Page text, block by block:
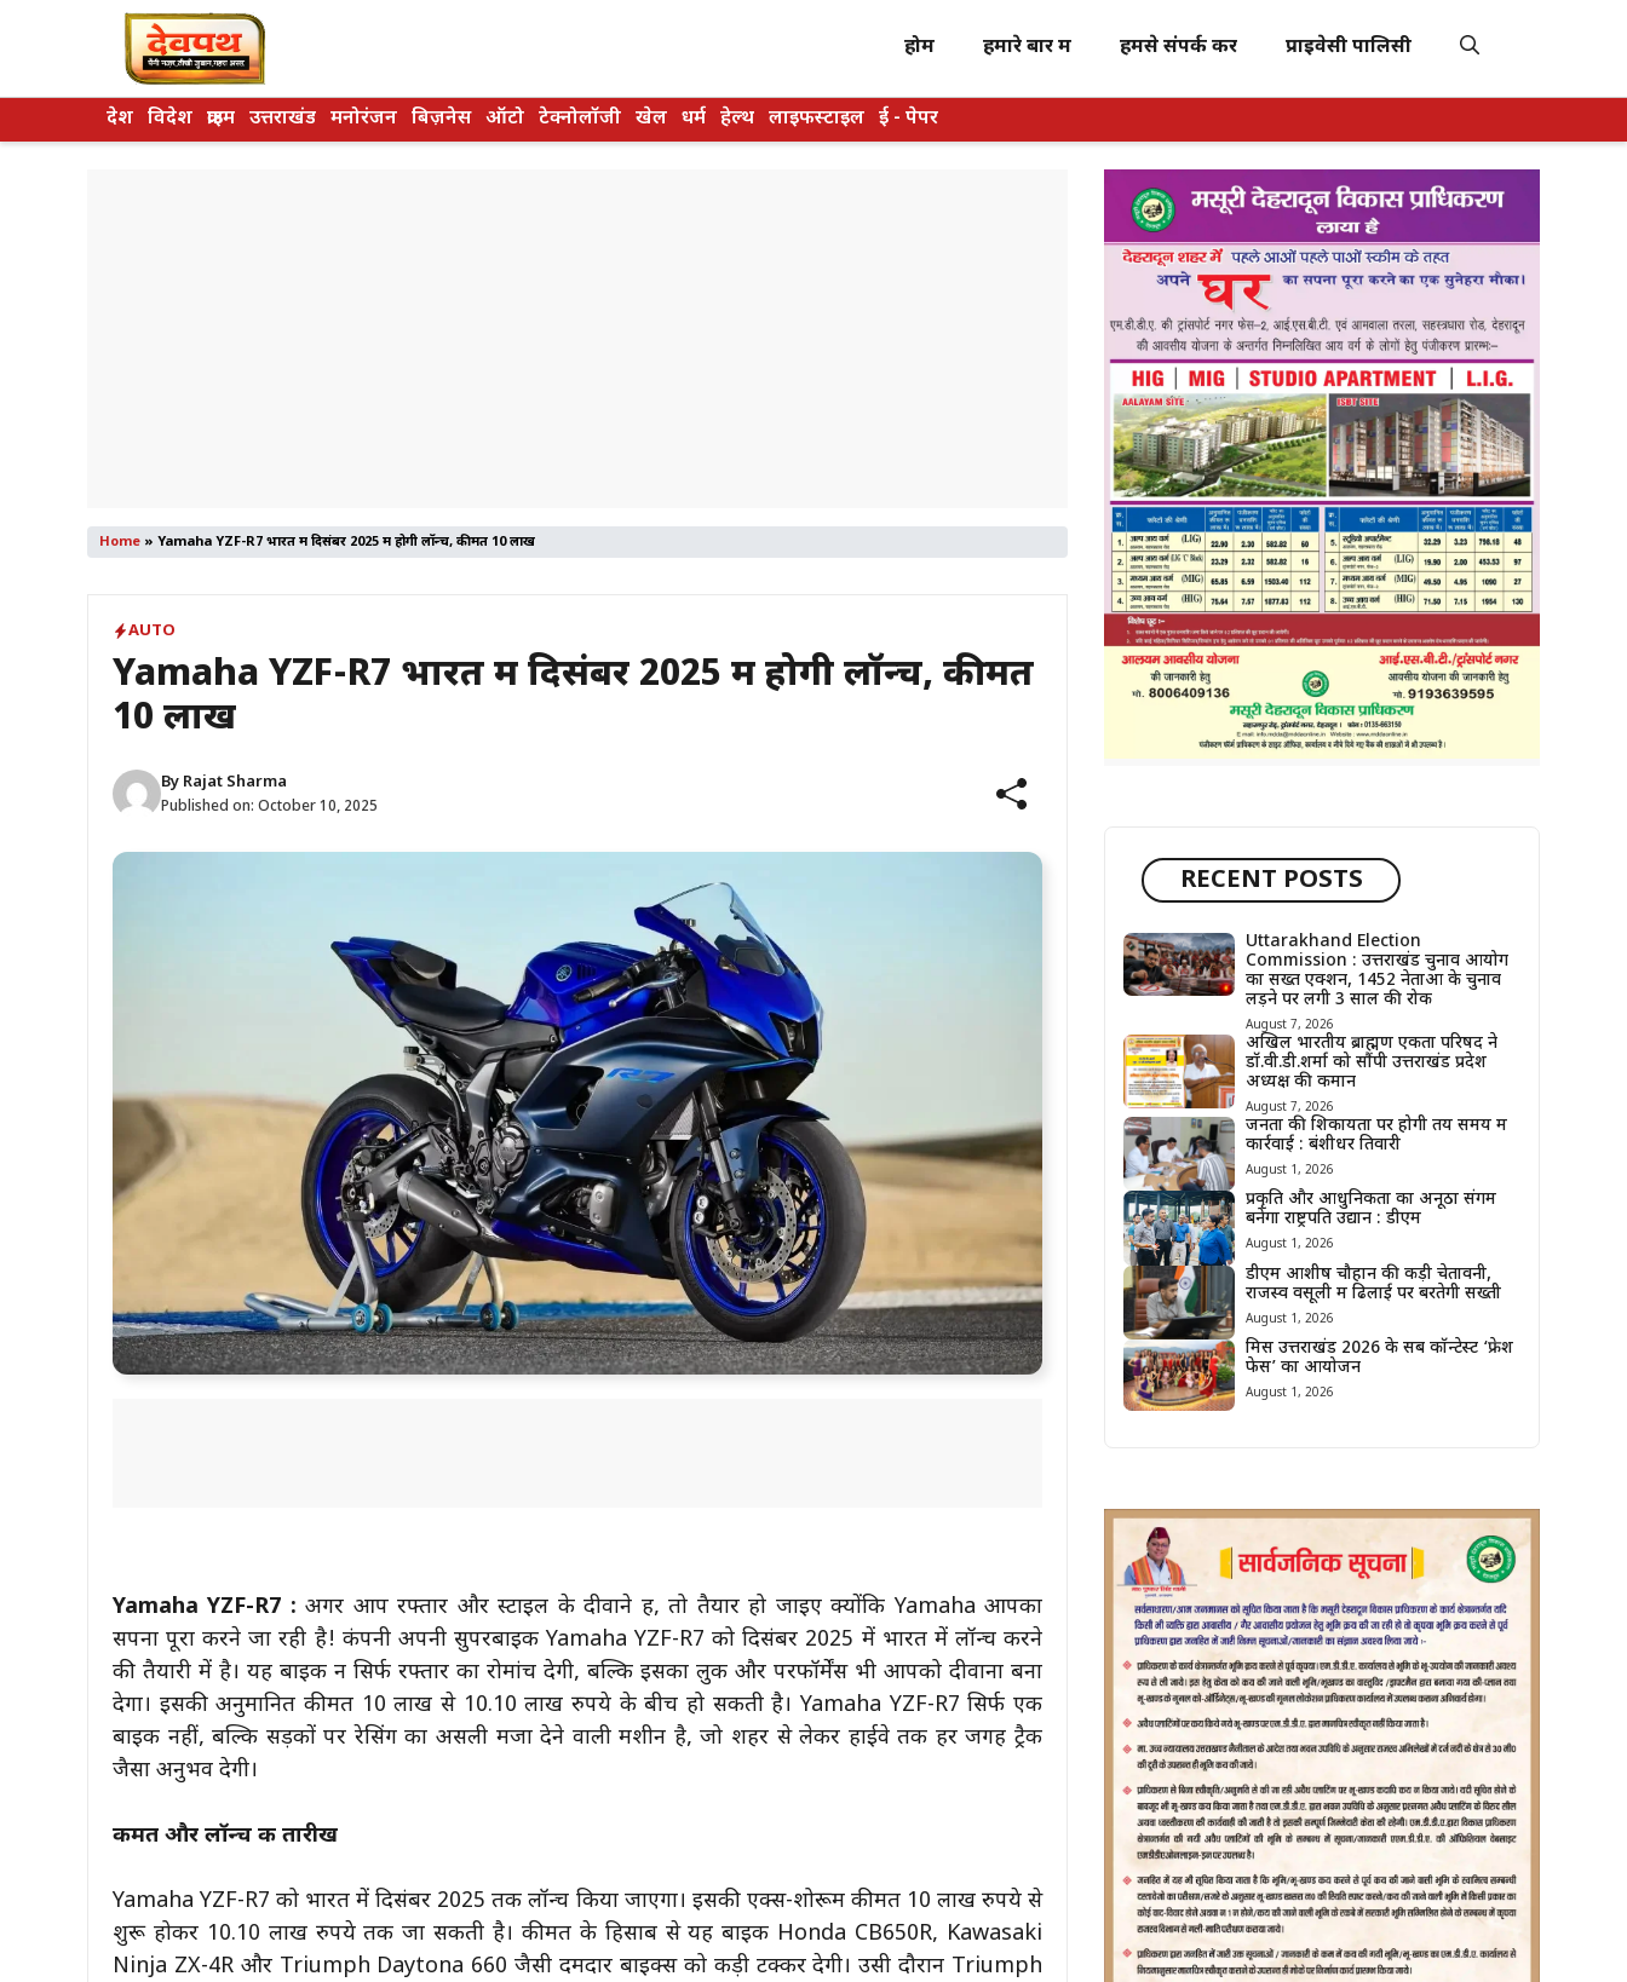
होम हमारे बारें में हमसे संपर्क करें प्राइवेसी पालिसी
देश विदेश क्राइम उत्तराखंड मनोरंजन बिज़नेस ऑटो टेक्नोलॉजी खेल धर्म हेल्थ लाइफस्टाइल ई - पेपर
Home » Yamaha YZF-R7 भारत में दिसंबर 2025 में होगी लॉन्च, कीमत 10 लाख
AUTO
Yamaha YZF-R7 भारत में दिसंबर 2025 में होगी लॉन्च, कीमत
10 लाख
By Rajat Sharma
Published on: October 10, 2025
Yamaha YZF-R7 : अगर आप रफ्तार और स्टाइल के दीवाने हैं, तो तैयार हो जाइए क्योंकि Yamaha आपका
सपना पूरा करने जा रही है! कंपनी अपनी सुपरबाइक Yamaha YZF-R7 को दिसंबर 2025 में भारत में लॉन्च करने
की तैयारी में है। यह बाइक न सिर्फ रफ्तार का रोमांच देगी, बल्कि इसका लुक और परफॉर्मेंस भी आपको दीवाना बना
देगा। इसकी अनुमानित कीमत 10 लाख से 10.10 लाख रुपये के बीच हो सकती है। Yamaha YZF-R7 सिर्फ एक
बाइक नहीं, बल्कि सड़कों पर रेसिंग का असली मजा देने वाली मशीन है, जो शहर से लेकर हाईवे तक हर जगह ट्रैक
जैसा अनुभव देगी।
कीमत और लॉन्च की तारीख
Yamaha YZF-R7 को भारत में दिसंबर 2025 तक लॉन्च किया जाएगा। इसकी एक्स-शोरूम कीमत 10 लाख रुपये से
शुरू होकर 10.10 लाख रुपये तक जा सकती है। कीमत के हिसाब से यह बाइक Honda CB650R, Kawasaki
Ninja ZX-4R और Triumph Daytona 660 जैसी दमदार बाइक्स को कड़ी टक्कर देगी। उसी दौरान Triumph
RECENT POSTS
Uttarakhand Election
Commission : उत्तराखंड चुनाव आयोग
का सख्त एक्शन, 1452 नेताओं के चुनाव
लड़ने पर लगी 3 साल की रोक
August 7, 2026
अखिल भारतीय ब्राह्मण एकता परिषद ने
डॉ.वी.डी.शर्मा को सौंपी उत्तराखंड प्रदेश
अध्यक्ष की कमान
August 7, 2026
जनता की शिकायतों पर होगी तय समय में
कार्रवाई : बंशीधर तिवारी
August 1, 2026
प्रकृति और आधुनिकता का अनूठा संगम
बनेगा राष्ट्रपति उद्यान : डीएम
August 1, 2026
डीएम आशीष चौहान की कड़ी चेतावनी,
राजस्व वसूली में ढिलाई पर बरतेगी सख्ती
August 1, 2026
मिस उत्तराखंड 2026 के सब कॉन्टेस्ट ‘फ्रेश
फेस’ का आयोजन
August 1, 2026